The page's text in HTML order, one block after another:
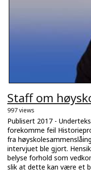
Staff om
997 views
Publisert 2017 -
forekomme feil
fra
intervjuet ble gjort.
belyse forhold som
slik at dette kan være et